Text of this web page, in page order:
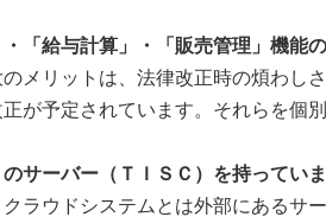
・「給与計算」・「販売管理」機能
メリットは、法律改正時の煩わし
が予定されています。それらを個
のサーバー（ＴＩＳＣ）を持っていま
ラウドシステムとは外部にあるサ